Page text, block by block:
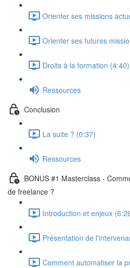
Orienter ses missions
Orienter ses futures
Droits à la formation (4:40)
Ressources
Conclusion
La suite ? (0:37)
Ressources
BONUS #1 Masterclass -
de freelance ?
Introduction et enjeux
Présentation de
Comment automatiser la